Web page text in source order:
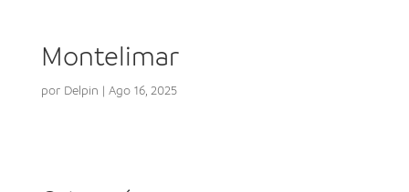
Montelimar
por Delpin | Ago 16, 2025